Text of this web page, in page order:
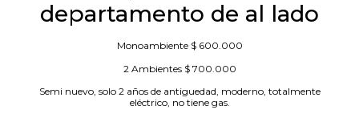
departamento de al lado
Monoambiente $ 600.000
2 Ambientes $ 700.000
Semi nuevo, solo 2 años de antiguedad, moderno, totalmente
eléctrico, no tiene gas.